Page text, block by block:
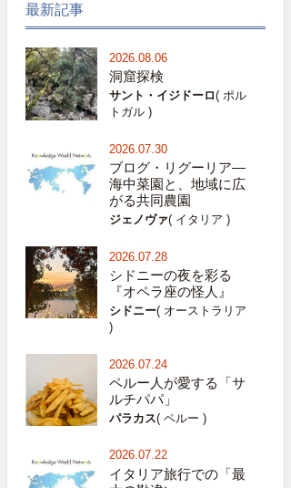
最新記事
2026.08.06
洞窟探検
サント・イジドーロ( ポル
トガル )
2026.07.30
ブログ・リグーリア―
海中菜園と、地域に広
がる共同農園
ジェノヴァ( イタリア )
2026.07.28
シドニーの夜を彩る
『オペラ座の怪人』
シドニー( オーストラリア
)
2026.07.24
ペルー人が愛する「サ
ルチパパ」
パラカス( ペルー )
2026.07.22
イタリア旅行での「最